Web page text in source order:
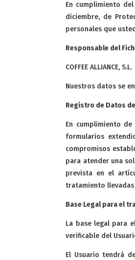
En cumplimiento
diciembre, de
personales que
Responsable del
COFFEE ALLIANCE, S.L.
Nuestros datos se
Registro de Datos
En cumplimiento de
formularios
compromisos
para atender una
prevista en el
tratamiento llevadas
Base Legal para el
La base legal para
verificable del
El Usuario tendrá